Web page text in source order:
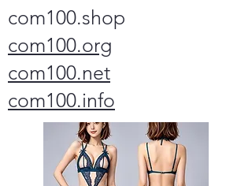
com100.shop
com100.org
com100.net
com100.info